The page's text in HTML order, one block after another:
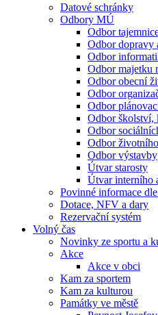
Datové schránky
Odbory MÚ
Odbor
Odbor dopravy
Odbor
Odbor majetku
Odbor obecní
Odbor
Odbor
Odbor školství,
Odbor
Odbor
Odbor výstavby
Útvar starosty
Útvar interního
Povinné informace
Dotace, NFV a dary
Rezervační systém
Volný čas
Novinky ze sportu a
Akce
Akce v obci
Kam za sportem
Kam za kulturou
Památky ve městě